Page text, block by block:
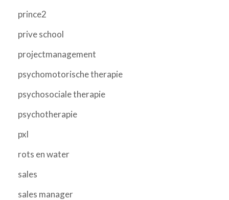
prince2
prive school
projectmanagement
psychomotorische therapie
psychosociale therapie
psychotherapie
pxl
rots en water
sales
sales manager